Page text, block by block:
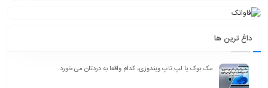
داغ ترین ها
مک بوک یا لپ تاپ ویندوزی، کدام واقعا به دردتان می خورد